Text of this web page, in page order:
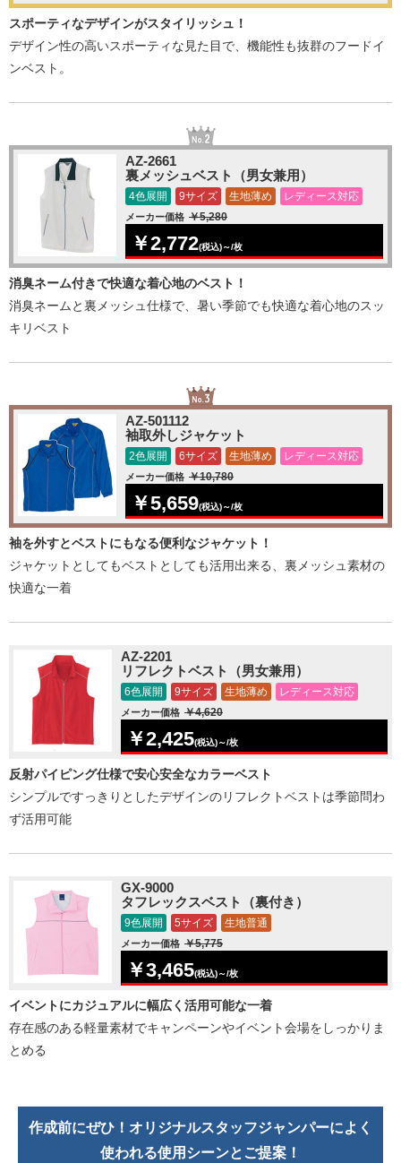
スポーティなデザインがスタイリッシュ！
デザイン性の高いスポーティな見た目で、機能性も抜群のフードイ
ンベスト。
AZ-2661
裏メッシュベスト（男女兼用）
4色展開 9サイズ 生地薄め レディース対応
メーカー価格 ￥5,280
￥2,772(税込)～/枚
消臭ネーム付きで快適な着心地のベスト！
消臭ネームと裏メッシュ仕様で、暑い季節でも快適な着心地のスッ
キリベスト
AZ-501112
袖取外しジャケット
2色展開 6サイズ 生地薄め レディース対応
メーカー価格 ￥10,780
￥5,659(税込)～/枚
袖を外すとベストにもなる便利なジャケット！
ジャケットとしてもベストとしても活用出来る、裏メッシュ素材の
快適な一着
AZ-2201
リフレクトベスト（男女兼用）
6色展開 9サイズ 生地薄め レディース対応
メーカー価格 ￥4,620
￥2,425(税込)～/枚
反射パイピング仕様で安心安全なカラーベスト
シンプルですっきりとしたデザインのリフレクトベストは季節問わ
ず活用可能
GX-9000
タフレックスベスト（裏付き）
9色展開 5サイズ 生地普通
メーカー価格 ￥5,775
￥3,465(税込)～/枚
イベントにカジュアルに幅広く活用可能な一着
存在感のある軽量素材でキャンペーンやイベント会場をしっかりま
とめる
作成前にぜひ！オリジナルスタッフジャンパーによく
使われる使用シーンとご提案！